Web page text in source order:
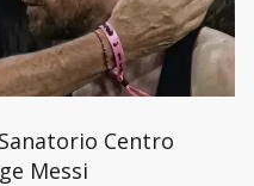
Centro
Messi